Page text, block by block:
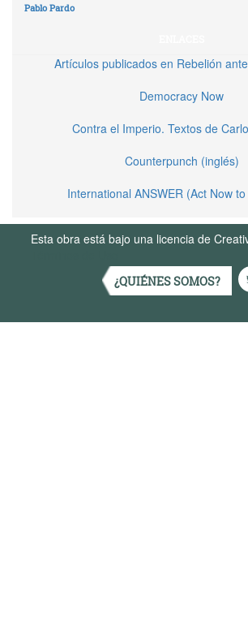
Pablo Pardo
Artículos publicados en Rebelión
Democracy Now
Contra el Imperio. Textos de
Counterpunch (inglés)
International ANSWER (Act Now
Esta obra está bajo una licencia de
¿QUIÉNES SOMOS?